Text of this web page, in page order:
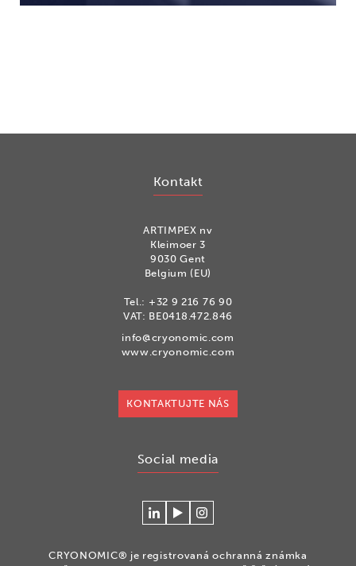
Kontakt
ARTIMPEX nv
Kleimoer 3
9030 Gent
Belgium (EU)
Tel.: +32 9 216 76 90
VAT: BE0418.472.846
info@cryonomic.com
www.cryonomic.com
KONTAKTUJTE NÁS
Social media
Connecteer
Cryonomic
Watch
videos
Volg
op
CRYONOMIC® je registrovaná ochranná známka